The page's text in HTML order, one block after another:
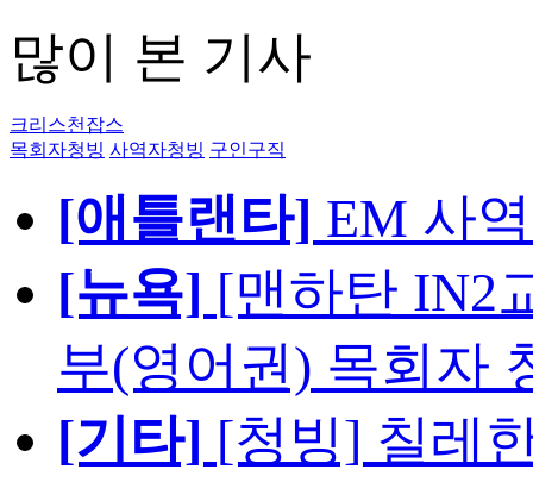
많이 본 기사
크리스천잡스
목회자청빙 사역자청빙 구인구직
[애틀랜타] EM 사
[뉴욕] [맨하탄 IN2
부(영어권) 목회자
[기타] [청빙] 칠레